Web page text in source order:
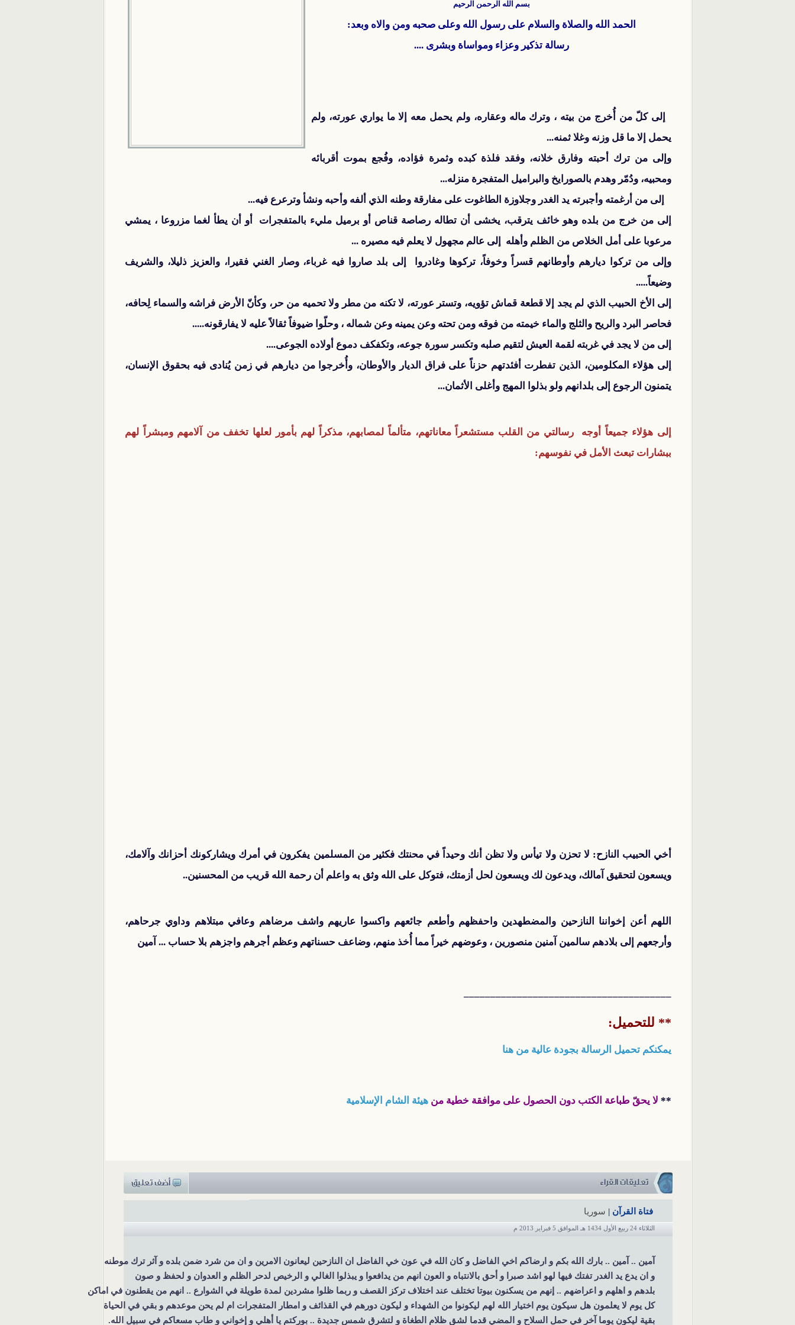
بسم الله الرحمن الرحيم
الحمد الله والصلاة والسلام على رسول الله وعلى صحبه ومن والاه وبعد:
رسالة تذكير وعزاء ومواساة وبشرى ....
إلى كلّ من أُخرج من بيته ، وترك ماله وعقاره، ولم يحمل معه إلا ما يواري عورته، ولم
يحمل إلا ما قل وزنه وغلا ثمنه...
وإلى من ترك أحبته وفارق خلانه، وفقد فلذة كبده وثمرة فؤاده، وفُجع بموت أقربائه
ومحبيه، ودُمّر وهدم بالصورايخ والبراميل المتفجرة منزله...
إلى من أرغمته وأجبرته يد الغدر وجلاوزة الطاغوت على مفارقة وطنه الذي ألفه وأحبه ونشأ وترعرع فيه...
إلى من خرج من بلده وهو خائف يترقب، يخشى أن تطاله رصاصة قناص أو برميل مليء بالمتفجرات أو أن يطأ لغما مزروعا ، يمشي
مرعوبا على أمل الخلاص من الظلم وأهله إلى عالم مجهول لا يعلم فيه مصيره ...
وإلى من تركوا ديارهم وأوطانهم قسراً وخوفاً، تركوها وغادروا إلى بلد صاروا فيه غرباء، وصار الغني فقيرا، والعزيز ذليلا، والشريف
وضيعاً.....
إلى الأخ الحبيب الذي لم يجد إلا قطعة قماش تؤويه، وتستر عورته، لا تكنه من مطر ولا تحميه من حر، وكأنّ الأرض فراشه والسماء لِحافه،
فحاصر البرد والريح والثلج والماء خيمته من فوقه ومن تحته وعن يمينه وعن شماله ، وحلّوا ضيوفاً ثقالاً عليه لا يفارقونه.....
إلى من لا يجد في غربته لقمة العيش لتقيم صلبه وتكسر سورة جوعه، وتكفكف دموع أولاده الجوعى....
إلى هؤلاء المكلومين، الذين تفطرت أفئدتهم حزناً على فراق الديار والأوطان، وأُخرجوا من ديارهم في زمن يُنادى فيه بحقوق الإنسان،
يتمنون الرجوع إلى بلدانهم ولو بذلوا المهج وأغلى الأثمان...
إلى هؤلاء جميعاً أوجه رسالتي من القلب مستشعراً معاناتهم، متألماً لمصابهم، مذكراً لهم بأمور لعلها تخفف من آلامهم ومبشراً لهم
ببشارات تبعث الأمل في نفوسهم:
أخي الحبيب النازح: لا تحزن ولا تيأس ولا تظن أنك وحيداً في محنتك فكثير من المسلمين يفكرون في أمرك ويشاركونك أحزانك وآلامك،
ويسعون لتحقيق آمالك، ويدعون لك ويسعون لحل أزمتك، فتوكل على الله وثق به واعلم أن رحمة الله قريب من المحسنين..
اللهم أعن إخواننا النازحين والمضطهدين واحفظهم وأطعم جائعهم واكسوا عاريهم واشف مرضاهم وعافي مبتلاهم وداوي جرحاهم،
وأرجعهم إلى بلادهم سالمين آمنين منصورين ، وعوضهم خيراً مما أُخذ منهم، وضاعف حسناتهم وعظم أجرهم واجزهم بلا حساب ... آمين
** للتحميل:
يمكنكم تحميل الرسالة بجودة عالية من هنا
** لا يحقّ طباعة الكتب دون الحصول على موافقة خطية من هيئة الشام الإسلامية
فتاة القرآن | سوريا
الثلاثاء 24 ربيع الأول 1434 هـ الموافق 5 فبراير 2013 م
بقية ليكون يوما آخر في حمل السلاح و المضي قدما لشق ظلام الطغاة و لتشرق شمس جديدة .. بوركتم يا أهلي و إخواني و طاب مسعاكم في سبيل الله.